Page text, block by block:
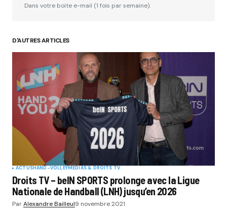
Dans votre boite e-mail (1 fois par semaine).
D'AUTRES ARTICLES
ACTUSHAND-VOLLEYMÉDIAS & DROITS TV
Droits TV – beIN SPORTS prolonge avec la Ligue
Nationale de Handball (LNH) jusqu’en 2026
ParAlexandre Bailleul9 novembre 2021